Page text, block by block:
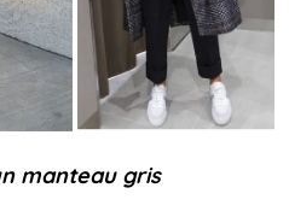
manteau gris